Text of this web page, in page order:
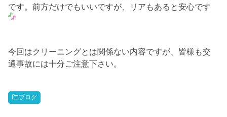
です。前方だけでもいいですが、リアもあると安心です
今回はクリーニングとは関係ない内容ですが、皆様も交
通事故には十分ご注意下さい。
ブログ